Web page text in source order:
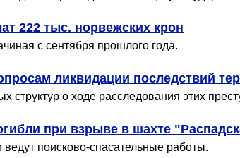
222 тыс. норвежских крон
с сентября прошлого года.
ликвидации последствий
структур о ходе расследования этих
при взрыве в шахте
поисково-спасательные работы.